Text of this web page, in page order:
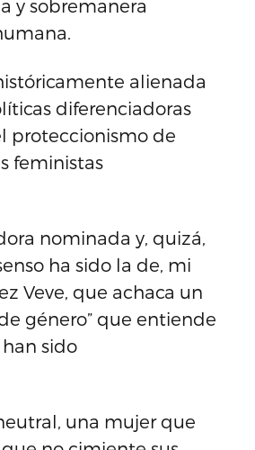
y sobremanera
alienada
diferenciadoras
proteccionismo de
feministas
nominada y, quizá,
ha sido la de, mi
Veve, que achaca un
género” que entiende
sido
una mujer que